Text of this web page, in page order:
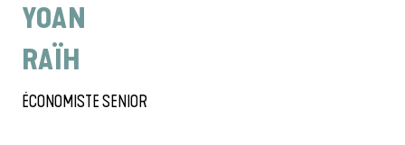
YOAN
RAÏH
ÉCONOMISTE SENIOR